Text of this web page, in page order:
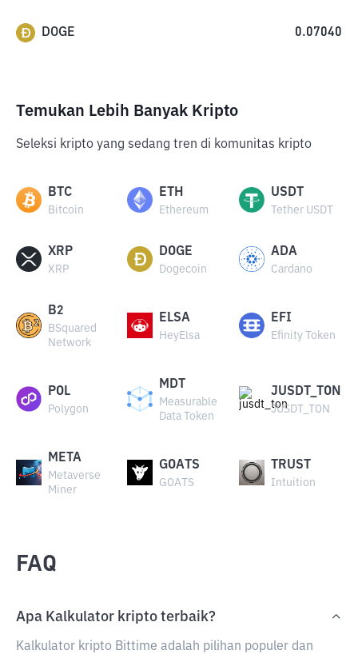
DOGE 0.07040
Temukan Lebih Banyak Kripto
Seleksi kripto yang sedang tren di komunitas kripto
BTC
Bitcoin
ETH
Ethereum
USDT
Tether USDT
XRP
XRP
DOGE
Dogecoin
ADA
Cardano
B2
BSquared
Network
ELSA
HeyElsa
EFI
Efinity Token
POL
Polygon
MDT
Measurable
Data Token
JUSDT_TON
JUSDT_TON
META
Metaverse
Miner
GOATS
GOATS
TRUST
Intuition
FAQ
Apa Kalkulator kripto terbaik?
Kalkulator kripto Bittime adalah pilihan populer dan